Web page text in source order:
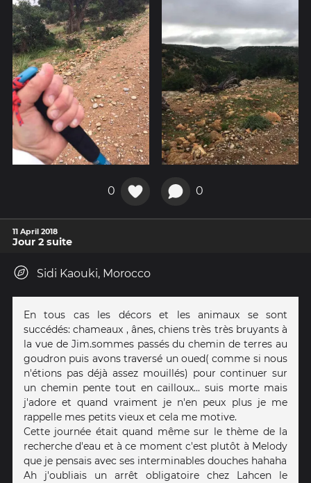
0 0
11 April 2018
Jour 2 suite
Sidi Kaouki, Morocco
En tous cas les décors et les animaux se sont
succédés: chameaux , ânes, chiens très très bruyants à
la vue de Jim.sommes passés du chemin de terres au
goudron puis avons traversé un oued( comme si nous
n'étions pas déjà assez mouillés) pour continuer sur
un chemin pente tout en cailloux... suis morte mais
j'adore et quand vraiment je n'en peux plus je me
rappelle mes petits vieux et cela me motive.
Cette journée était quand même sur le thème de la
recherche d'eau et à ce moment c'est plutôt à Melody
que je pensais avec ses interminables douches hahaha
Ah j'oubliais un arrêt obligatoire chez Lahcen le